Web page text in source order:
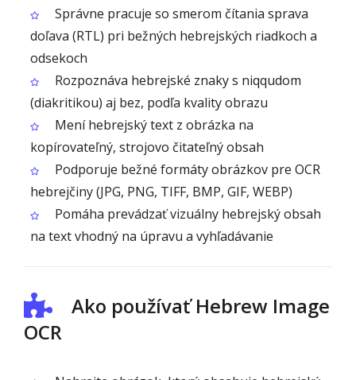
Správne pracuje so smerom čítania sprava
doľava (RTL) pri bežných hebrejských riadkoch a
odsekoch
Rozpoznáva hebrejské znaky s niqqudom
(diakritikou) aj bez, podľa kvality obrazu
Mení hebrejský text z obrázka na
kopírovateľný, strojovo čitateľný obsah
Podporuje bežné formáty obrázkov pre OCR
hebrejčiny (JPG, PNG, TIFF, BMP, GIF, WEBP)
Pomáha prevádzať vizuálny hebrejský obsah
na text vhodný na úpravu a vyhľadávanie
Ako používať Hebrew Image
OCR